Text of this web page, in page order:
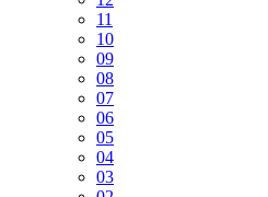
11
10
09
08
07
06
05
04
03